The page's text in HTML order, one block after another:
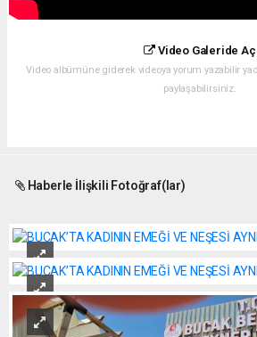
Video Galeride Aç
Video albümüne giderek videoya yorum yazabilir
paylaşabilirsiniz.
Haberle İlişkili Fotoğraf(lar)